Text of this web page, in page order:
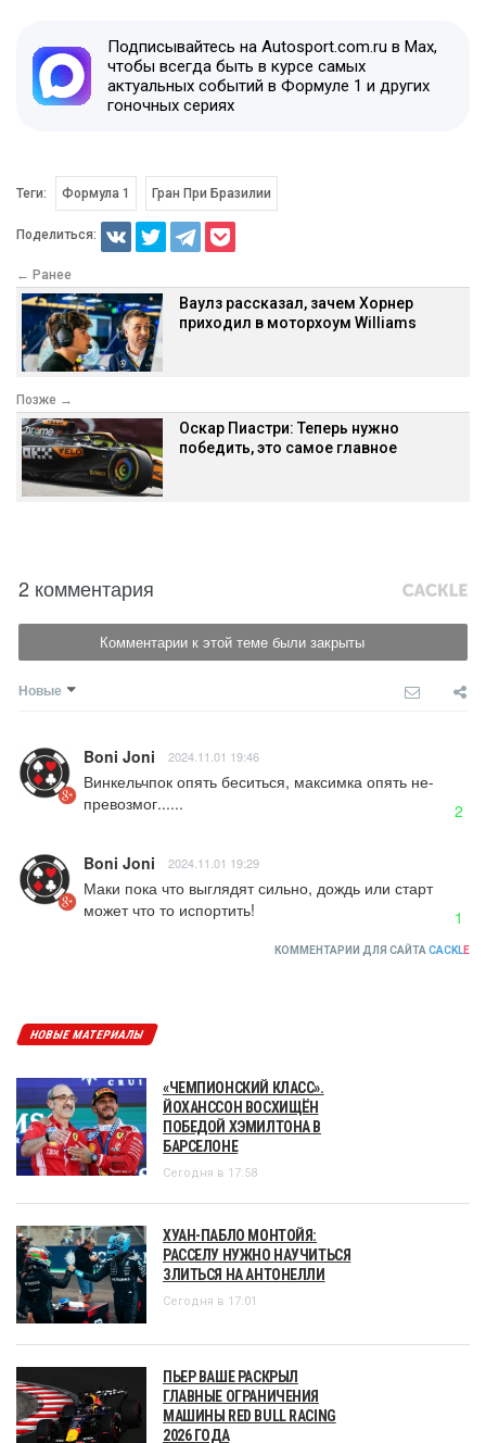
Подписывайтесь на Autosport.com.ru в Max,
чтобы всегда быть в курсе самых
актуальных событий в Формуле 1 и других
гоночных сериях
Теги: Формула 1 Гран При Бразилии
Поделиться:
← Ранее
Ваулз рассказал, зачем Хорнер
приходил в моторхоум Williams
Позже →
Оскар Пиастри: Теперь нужно
победить, это самое главное
2 комментария
Комментарии к этой теме были закрыты
Новые
Boni Joni 2024.11.01 19:46
Винкельчпок опять беситься, максимка опять не-
превозмог......
2
Boni Joni 2024.11.01 19:29
Маки пока что выглядят сильно, дождь или старт
может что то испортить!
1
КОММЕНТАРИИ ДЛЯ САЙТА CACKLE
НОВЫЕ МАТЕРИАЛЫ
«ЧЕМПИОНСКИЙ КЛАСС».
ЙОХАНССОН ВОСХИЩЁН
ПОБЕДОЙ ХЭМИЛТОНА В
БАРСЕЛОНЕ
Сегодня в 17:58
ХУАН-ПАБЛО МОНТОЙЯ:
РАССЕЛУ НУЖНО НАУЧИТЬСЯ
ЗЛИТЬСЯ НА АНТОНЕЛЛИ
Сегодня в 17:01
ПЬЕР ВАШЕ РАСКРЫЛ
ГЛАВНЫЕ ОГРАНИЧЕНИЯ
МАШИНЫ RED BULL RACING
2026 ГОДА